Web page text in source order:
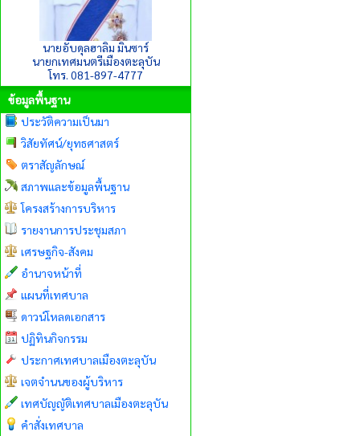
นายอับดุลฮาลิม มินซาร์
นายกเทศมนตรีเมืองตะลุบัน
โทร. 081-897-4777
ข้อมูลพื้นฐาน
ประวัติความเป็นมา
วิสัยทัศน์/ยุทธศาสตร์
ตราสัญลักษณ์
สภาพและข้อมูลพื้นฐาน
โครงสร้างการบริหาร
รายงานการประชุมสภา
เศรษฐกิจ-สังคม
อำนาจหน้าที่
แผนที่เทศบาล
ดาวน์โหลดเอกสาร
ปฏิทินกิจกรรม
ประกาศเทศบาลเมืองตะลุบัน
เจตจำนนของผู้บริหาร
เทศบัญญัติเทศบาลเมืองตะลุบัน
คำสั่งเทศบาล